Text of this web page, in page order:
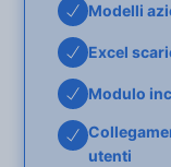
Modelli
Excel
Modulo
utenti